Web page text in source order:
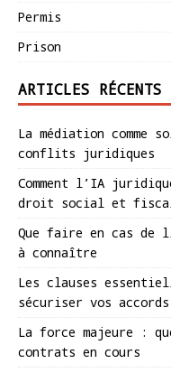
Permis
Prison
ARTICLES RÉCENTS
La médiation comme
conflits juridiques
Comment l’IA
droit social et
Que faire en cas de
à connaître
Les clauses
sécuriser vos accords
La force majeure :
contrats en cours